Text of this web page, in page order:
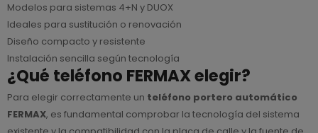
Modelos para sistemas 4+N y DUOX
Ideales para sustitución o renovación
Diseño compacto y resistente
Instalación sencilla según tecnología
¿Qué teléfono FERMAX elegir?
Para elegir correctamente un teléfono portero automático
FERMAX, es fundamental comprobar la tecnología del sistema